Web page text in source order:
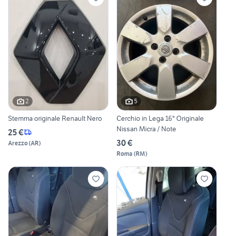
2
Stemma originale Renault Nero
25 €
Arezzo(AR)
5
Cerchio in Lega 16" Originale
Nissan Micra / Note
30 €
Roma (RM)